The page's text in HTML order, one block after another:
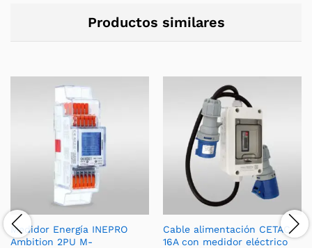
Productos similares
Medidor Energía INEPRO
Ambition 2PU M-
Cable alimentación CETAC
16A con medidor eléctrico